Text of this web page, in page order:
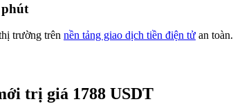
trường trên nền tảng giao dịch tiền điện tử an toàn.
trị giá 1788 USDT